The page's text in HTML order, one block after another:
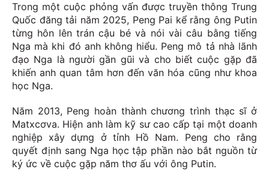
Trong một cuộc phỏng vấn được truyền thông Trung
Quốc đăng tải năm 2025, Peng Pai kể rằng ông Putin
từng hôn lên trán cậu bé và nói vài câu bằng tiếng
Nga mà khi đó anh không hiểu. Peng mô tả nhà lãnh
đạo Nga là người gần gũi và cho biết cuộc gặp đã
khiến anh quan tâm hơn đến văn hóa cũng như khoa
học Nga.
Năm 2013, Peng hoàn thành chương trình thạc sĩ ở
Matxcơva. Hiện anh làm kỹ sư cao cấp tại một doanh
nghiệp xây dựng ở tỉnh Hồ Nam. Peng cho rằng
quyết định sang Nga học tập phần nào bắt nguồn từ
ký ức về cuộc gặp năm thơ ấu với ông Putin.